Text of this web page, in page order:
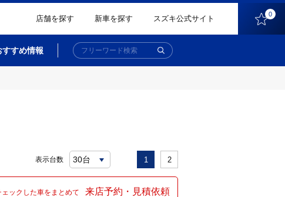
店舗を探す 新車を探す スズキ公式サイト 0
すすめ情報
表示台数 1 2
ェックした車をまとめて 来店予約・見積依頼